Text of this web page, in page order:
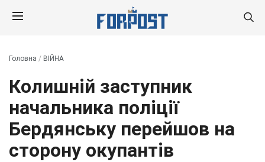
Головна / ВІЙНА
Колишній заступник
начальника поліції
Бердянську перейшов на
сторону окупантів